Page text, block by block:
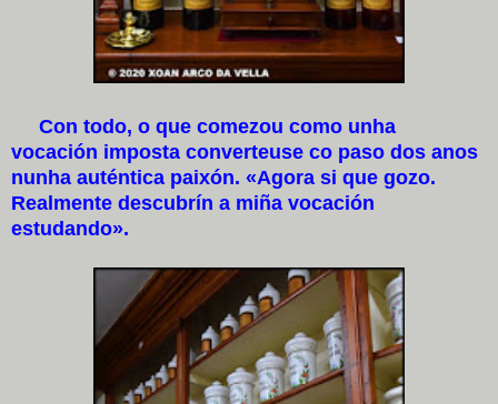
Con todo, o que comezou como unha
vocación imposta converteuse co paso dos anos
nunha auténtica paixón. «Agora si que gozo.
Realmente descubrín a miña vocación
estudando».